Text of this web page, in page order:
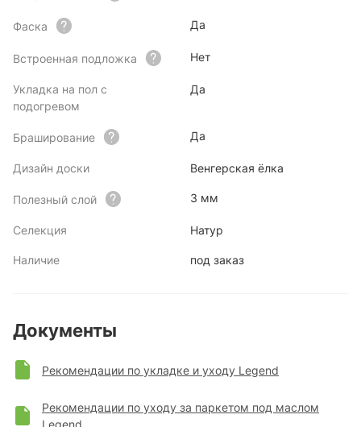
Фаска Да
Встроенная подложка Нет
Укладка на пол с
подогревом
Да
Браширование Да
Дизайн доски Венгерская ёлка
Полезный слой 3 мм
Селекция Натур
Наличие под заказ
Документы
Рекомендации по укладке и уходу Legend
Рекомендации по уходу за паркетом под маслом
Legend